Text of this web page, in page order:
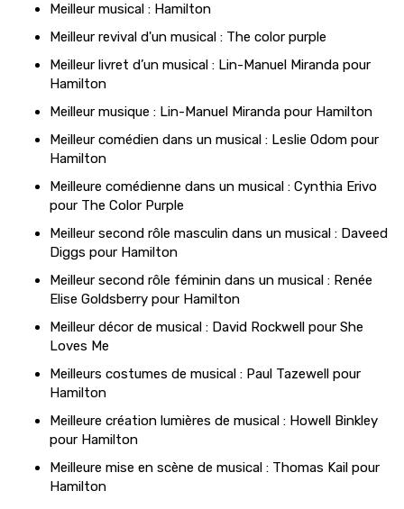
Meilleur musical : Hamilton
Meilleur revival d'un musical : The color purple
Meilleur livret d’un musical : Lin-Manuel Miranda pour
Hamilton
Meilleur musique : Lin-Manuel Miranda pour Hamilton
Meilleur comédien dans un musical : Leslie Odom pour
Hamilton
Meilleure comédienne dans un musical : Cynthia Erivo
pour The Color Purple
Meilleur second rôle masculin dans un musical : Daveed
Diggs pour Hamilton
Meilleur second rôle féminin dans un musical : Renée
Elise Goldsberry pour Hamilton
Meilleur décor de musical : David Rockwell pour She
Loves Me
Meilleurs costumes de musical : Paul Tazewell pour
Hamilton
Meilleure création lumières de musical : Howell Binkley
pour Hamilton
Meilleure mise en scène de musical : Thomas Kail pour
Hamilton